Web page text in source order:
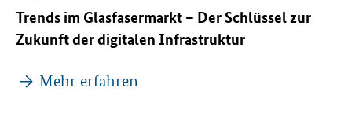
Trends im Glasfasermarkt – Der Schlüssel zur
Zukunft der digitalen Infrastruktur
Mehr erfahren